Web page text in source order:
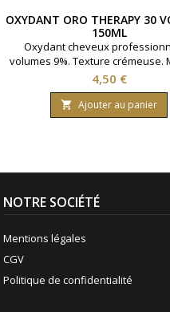
OXYDANT ORO THERAPY 30
150ML
Oxydant cheveux
volumes 9%. Texture crémeuse.
Oro Therapy. Contenance :
Prix
4,50 €
 Ajouter au panier
NOTRE SOCIÉTÉ
Mentions légales
CGV
Politique de confidentialité